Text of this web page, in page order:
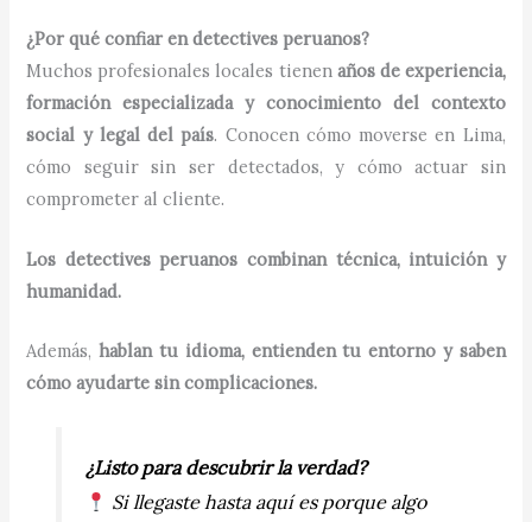
¿Por qué confiar en detectives peruanos?
Muchos profesionales locales tienen años de experiencia,
formación especializada y conocimiento del contexto
social y legal del país. Conocen cómo moverse en Lima,
cómo seguir sin ser detectados, y cómo actuar sin
comprometer al cliente.
Los detectives peruanos combinan técnica, intuición y
humanidad.
Además,hablan tu idioma, entienden tu entorno y saben
cómo ayudarte sin complicaciones.
¿Listo para descubrir la verdad?
Si llegaste hasta aquí es porque algo